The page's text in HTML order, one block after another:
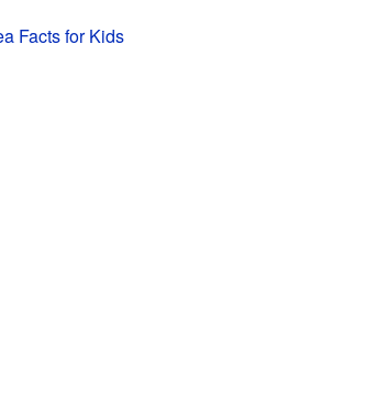
Facts for Kids